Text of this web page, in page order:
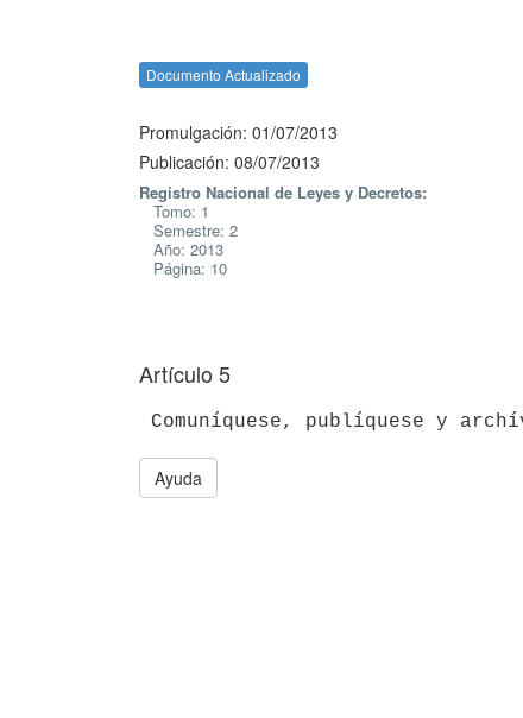
Documento Actualizado
Promulgación: 01/07/2013
Publicación: 08/07/2013
Registro Nacional de Leyes y Decretos:
Tomo: 1
Semestre: 2
Año: 2013
Página: 10
Artículo 5
Ayuda